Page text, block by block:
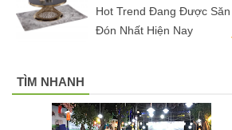
Hot Trend Đang Được Săn
Đón Nhất Hiện Nay
TÌM NHANH